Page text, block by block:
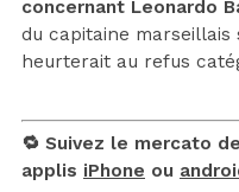
concernant Leonardo
du capitaine marseillais
heurterait au refus
🔁 Suivez le mercato
applis iPhone ou